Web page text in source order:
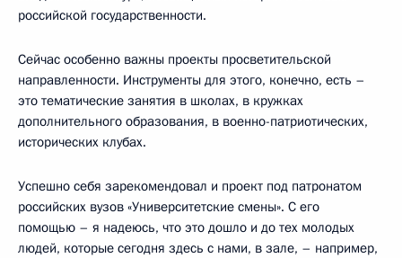
российской государственности.
Сейчас особенно важны проекты просветительской
направленности. Инструменты для этого, конечно, есть –
это тематические занятия в школах, в кружках
дополнительного образования, в военно-патриотических,
исторических клубах.
Успешно себя зарекомендовал и проект под патронатом
российских вузов «Университетские смены». С его
помощью – я надеюсь, что это дошло и до тех молодых
людей, которые сегодня здесь с нами, в зале, – например,